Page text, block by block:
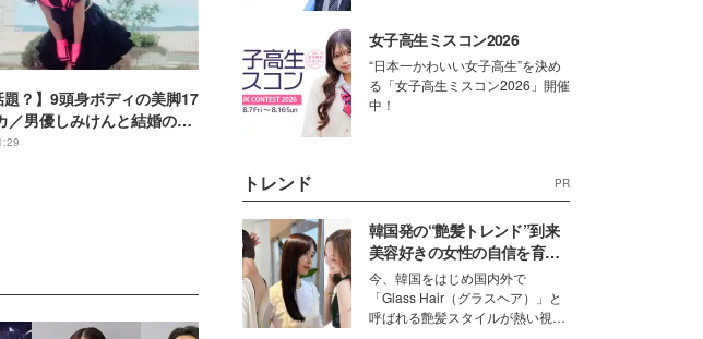
題？】9頭身ボディの美脚17
／男優しみけんと結婚の作
女子高生ミスコン2026
“日本一かわいい女子高生”を決め
る「女子高生ミスコン2026」開催
中！
トレンド PR
韓国発の“艶髪トレンド”到来
美容好きの女性の自信を育む
「ヘアケア事情」って？
今、韓国をはじめ国内外で
「Glass Hair（グラスヘア）」と
呼ばれる艶髪スタイルが熱い視線